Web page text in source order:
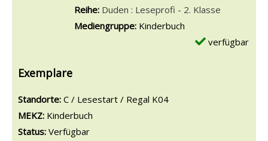
Reihe: Duden : Leseprofi - 2. Klasse
Mediengruppe: Kinderbuch
verfügbar
Exemplare
Standorte: C / Lesestart / Regal K04
MEKZ: Kinderbuch
Status: Verfügbar